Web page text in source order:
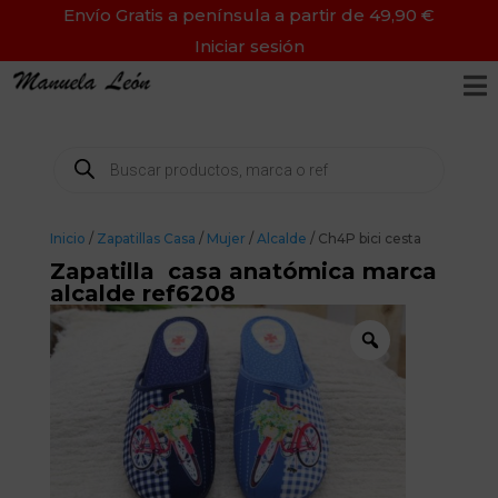
Envío Gratis a península a partir de 49,90 €
Iniciar sesión

Búsqueda
productos
Inicio / Zapatillas Casa / Mujer / Alcalde / Ch4P bici cesta
Zapatilla casa anatómica marca
alcalde ref6208